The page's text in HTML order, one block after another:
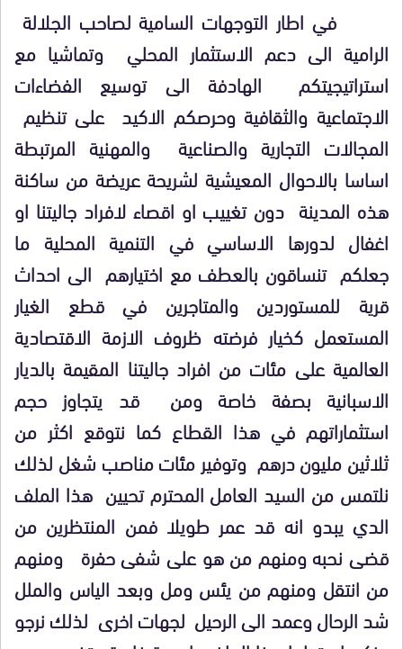
في اطار التوجهات السامية لصاحب الجلالة
الرامية الى دعم الاستثمار المحلي وتماشيا مع
استراتيجيتكم الهادفة الى توسيع الفضاءات
الاجتماعية والثقافية وحرصكم الاكيد على تنظيم
المجالات التجارية والصناعية والمهنية المرتبطة
اساسا بالاحوال المعيشية لشريحة عريضة من ساكنة
هذه المدينة دون تغييب او اقصاء لافراد جاليتنا او
اغفال لدورها الاساسي في التنمية المحلية ما
جعلكم تنساقون بالعطف مع اختيارهم الى احداث
قرية للمستوردين والمتاجرين في قطع الغيار
المستعمل كخيار فرضته ظروف الازمة الاقتصادية
العالمية على مئات من افراد جاليتنا المقيمة بالديار
الاسبانية بصفة خاصة ومن قد يتجاوز حجم
استثماراتهم في هذا القطاع كما نتوقع اكثر من
ثلاثين مليون درهم وتوفير مئات مناصب شغل لذلك
نلتمس من السيد العامل المحترم تحيين هذا الملف
الدي يبدو انه قد عمر طويلا فمن المنتظرين من
قضى نحبه ومنهم من هو على شفى حفرة ومنهم
من انتقل ومنهم من يئس ومل وبعد الياس والملل
شد الرحال وعمد الى الرحيل لجهات اخرى لذلك نرجو